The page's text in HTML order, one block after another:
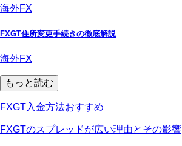
海外FX
FXGT住所変更手続きの徹底解説
海外FX
もっと読む
FXGT入金方法おすすめ
FXGTのスプレッドが広い理由とその影響